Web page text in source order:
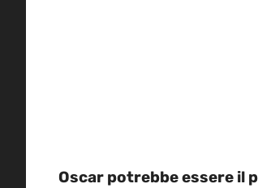
Oscar potrebbe essere il